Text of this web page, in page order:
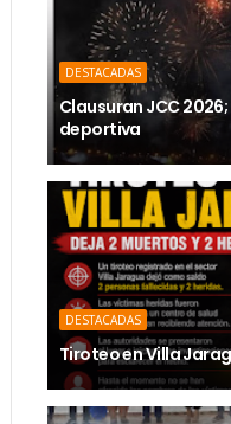
DESTACADAS
Clausuran JCC
deportiva
DESTACADAS
Tiroteo en Villa